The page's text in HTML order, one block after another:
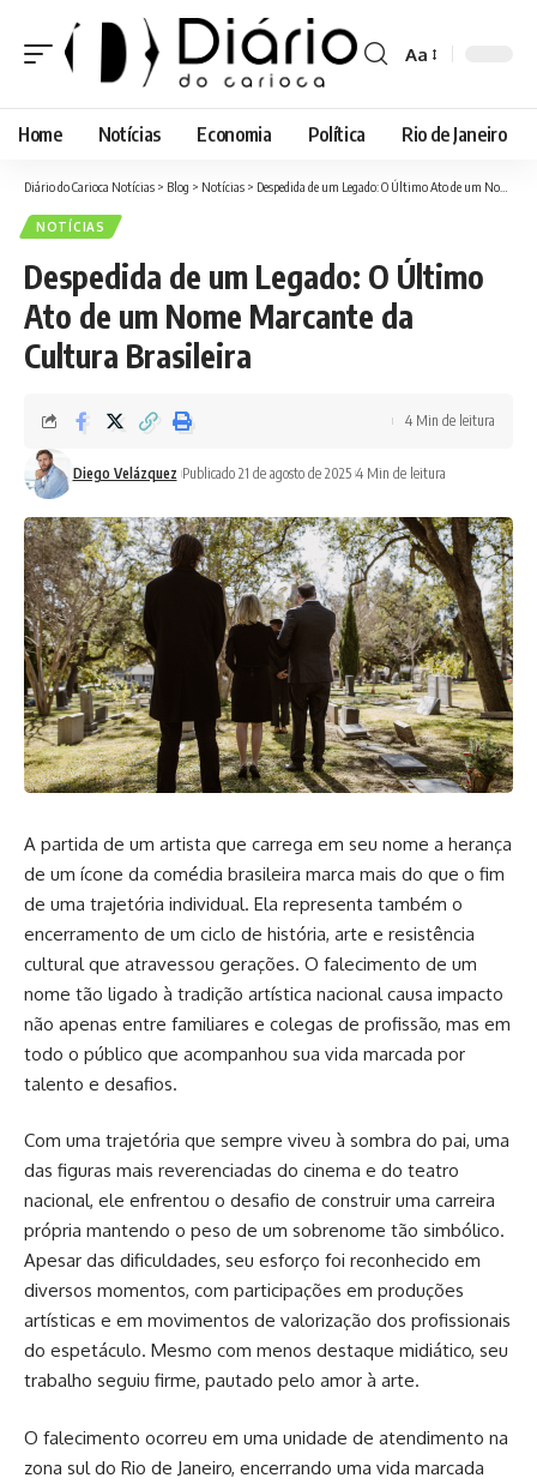
Font
Aa
Home Notícias Economia Política Rio de Janeiro
Diário do Carioca Notícias > Blog > Notícias > Despedida de um Legado: O Último Ato de um Nome Marcante da Cultura Brasileira
NOTÍCIAS
Despedida de um Legado: O Último
Ato de um Nome Marcante da
Cultura Brasileira
Diego Velázquez Publicado 21 de agosto de 2025 4 Min de leitura
4 Min de leitura
A partida de um artista que carrega em seu nome a herança
de um ícone da comédia brasileira marca mais do que o fim
de uma trajetória individual. Ela representa também o
encerramento de um ciclo de história, arte e resistência
cultural que atravessou gerações. O falecimento de um
nome tão ligado à tradição artística nacional causa impacto
não apenas entre familiares e colegas de profissão, mas em
todo o público que acompanhou sua vida marcada por
talento e desafios.
Com uma trajetória que sempre viveu à sombra do pai, uma
das figuras mais reverenciadas do cinema e do teatro
nacional, ele enfrentou o desafio de construir uma carreira
própria mantendo o peso de um sobrenome tão simbólico.
Apesar das dificuldades, seu esforço foi reconhecido em
diversos momentos, com participações em produções
artísticas e em movimentos de valorização dos profissionais
do espetáculo. Mesmo com menos destaque midiático, seu
trabalho seguiu firme, pautado pelo amor à arte.
O falecimento ocorreu em uma unidade de atendimento na
zona sul do Rio de Janeiro, encerrando uma vida marcada